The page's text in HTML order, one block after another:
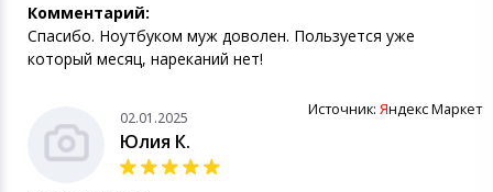
Комментарий:
Спасибо. Ноутбуком муж доволен. Пользуется уже
который месяц, нареканий нет!
Источник: Яндекс Маркет
02.01.2025
Юлия К.